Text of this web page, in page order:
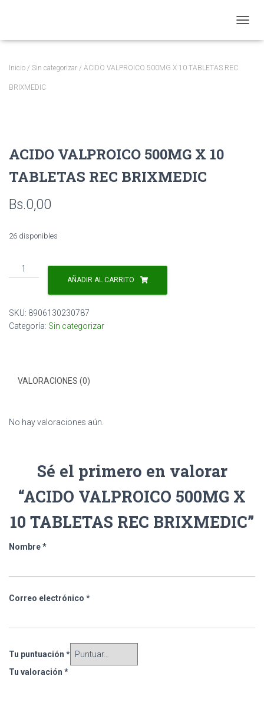
Inicio / Sin categorizar / ACIDO VALPROICO 500MG X 10 TABLETAS REC
BRIXMEDIC
ACIDO VALPROICO 500MG X 10
TABLETAS REC BRIXMEDIC
Bs.0,00
26 disponibles
ACIDO
VALPROICO
10
TABLETAS
AÑADIR AL CARRITO
SKU: 8906130230787
Categoría: Sin categorizar
VALORACIONES (0)
No hay valoraciones aún.
Sé el primero en valorar
“ACIDO VALPROICO 500MG X
10 TABLETAS REC BRIXMEDIC”
Nombre*
Correo electrónico *
Tu puntuación *
Tu valoración *